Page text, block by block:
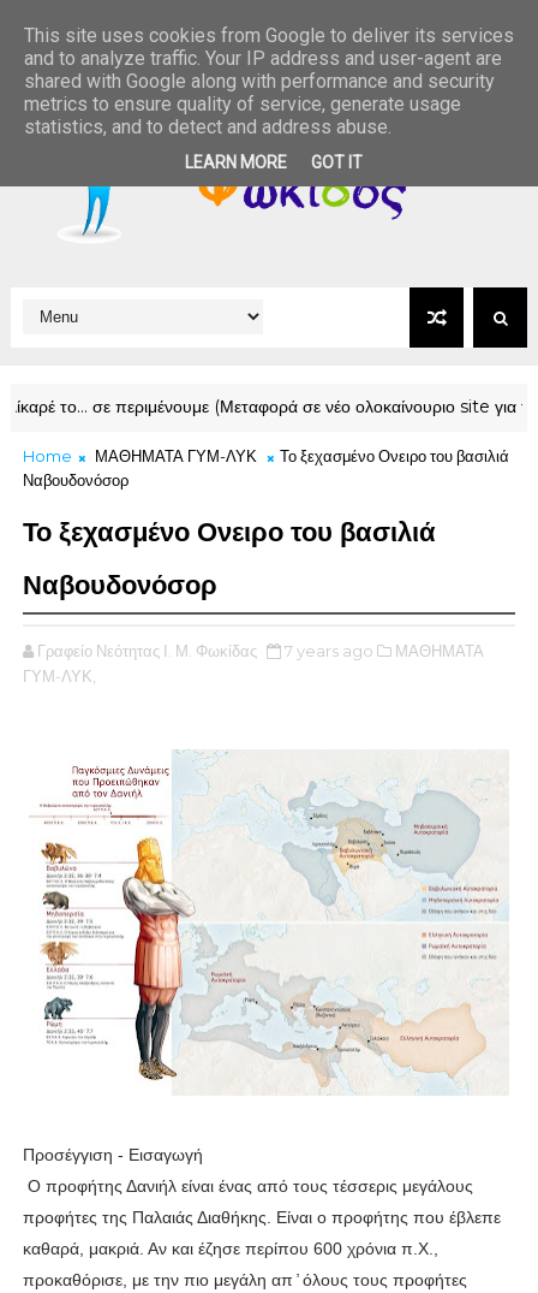
το… σε περιμένουμε (Μεταφορά σε νέο ολοκαίνουριο site για την
Home ΜΑΘΗΜΑΤΑ ΓΥΜ-ΛΥΚ
Το ξεχασμένο Ονειρο του βασιλιά
Ναβουδονόσορ
Το ξεχασμένο Ονειρο του βασιλιά
Ναβουδονόσορ
Γραφείο Νεότητας Ι. Μ. Φωκίδας 7 years ago
ΜΑΘΗΜΑΤΑ
ΓΥΜ-ΛΥΚ,
Προσέγγιση - Εισαγωγή
Ο προφήτης Δανιήλ είναι ένας από τους τέσσερις μεγάλους
προφήτες της Παλαιάς Διαθήκης. Είναι ο προφήτης που έβλεπε
καθαρά, μακριά. Αν και έζησε περίπου 600 χρόνια π.Χ.,
προκαθόρισε, με την πιο μεγάλη απ ̓ όλους τους προφήτες
This site uses cookies from Google to deliver its services
and to analyze traffic. Your IP address and user-agent are
shared with Google along with performance and security
metrics to ensure quality of service, generate usage
statistics, and to detect and address abuse.
LEARN MORE GOT IT